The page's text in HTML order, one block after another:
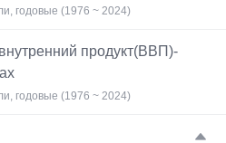
годовые (1976 ~ 2024)
продукт(ВВП)-
годовые (1976 ~ 2024)